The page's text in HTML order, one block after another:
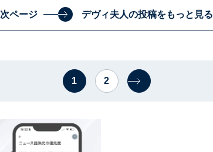
次ページ デヴィ夫人の投稿をもっと見る
1 2